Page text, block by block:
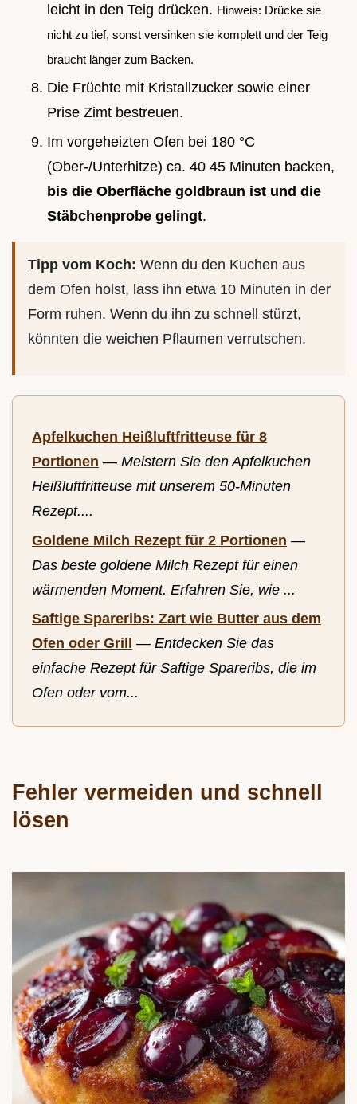
leicht in den Teig drücken. Hinweis: Drücke sie
nicht zu tief, sonst versinken sie komplett und der Teig
braucht länger zum Backen.
Die Früchte mit Kristallzucker sowie einer
Prise Zimt bestreuen.
Im vorgeheizten Ofen bei 180 °C
(Ober-/Unterhitze) ca. 40 45 Minuten backen,
bis die Oberfläche goldbraun ist und die
Stäbchenprobe gelingt.
Tipp vom Koch: Wenn du den Kuchen aus
dem Ofen holst, lass ihn etwa 10 Minuten in der
Form ruhen. Wenn du ihn zu schnell stürzt,
könnten die weichen Pflaumen verrutschen.
Apfelkuchen Heißluftfritteuse für 8
Portionen — Meistern Sie den Apfelkuchen
Heißluftfritteuse mit unserem 50-Minuten
Rezept....
Goldene Milch Rezept für 2 Portionen —
Das beste goldene Milch Rezept für einen
wärmenden Moment. Erfahren Sie, wie ...
Saftige Spareribs: Zart wie Butter aus dem
Ofen oder Grill
— Entdecken Sie das
einfache Rezept für Saftige Spareribs, die im
Ofen oder vom...
Fehler vermeiden und schnell
lösen